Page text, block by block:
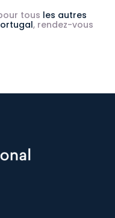
tous les autres
, rendez-vous